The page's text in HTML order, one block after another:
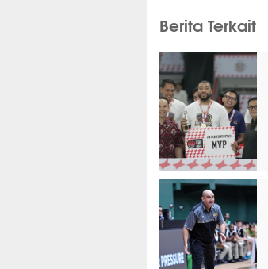
Berita Terkait